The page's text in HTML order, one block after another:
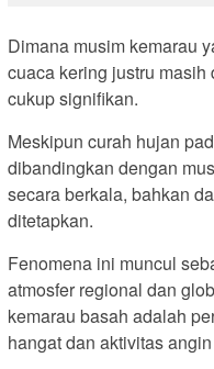
Dimana musim kemarau
cuaca kering justru
cukup signifikan.
Meskipun curah hujan
dibandingkan dengan
secara berkala, bahkan
ditetapkan.
Fenomena ini muncul
atmosfer regional dan
kemarau basah adalah
hangat dan aktivitas